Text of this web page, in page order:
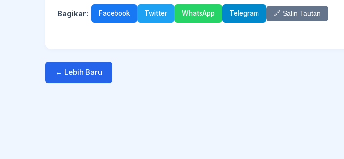
Bagikan: Facebook Twitter WhatsApp Telegram 🔗 Salin Tautan
← Lebih Baru